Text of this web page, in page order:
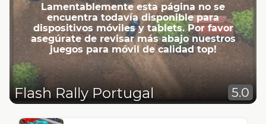
Lamentablemente esta página no se
encuentra todavía disponible para
dispositivos móviles y tablets. Por favor
asegúrate de revisar más abajo nuestros
juegos para móvil de calidad top!
Flash Rally Portugal 5.0